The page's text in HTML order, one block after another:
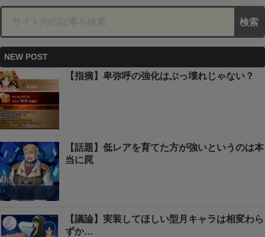
NEW POST
【指摘】卑弥呼の強化はぶっ壊れじゃない？
【話題】低レアを育てた方が強いというのは本
当に罠
【議論】実装してほしい型月キャラは相変わら
ずか…